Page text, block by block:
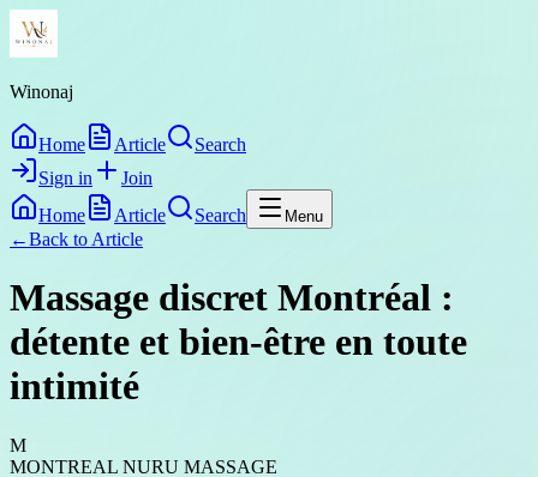
Winonaj
Home Article
Search
Sign in
Join
Home
Article Search Menu
←Back to Article
Massage discret Montréal :
détente et bien-être en toute
intimité
M
MONTREAL NURU MASSAGE